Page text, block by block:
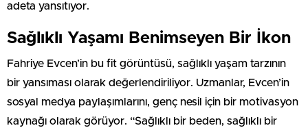
adeta yansıtıyor.
Sağlıklı Yaşamı Benimseyen Bir İkon
Fahriye Evcen’in bu fit görüntüsü, sağlıklı yaşam tarzının
bir yansıması olarak değerlendiriliyor. Uzmanlar, Evcen’in
sosyal medya paylaşımlarını, genç nesil için bir motivasyon
kaynağı olarak görüyor. “Sağlıklı bir beden, sağlıklı bir